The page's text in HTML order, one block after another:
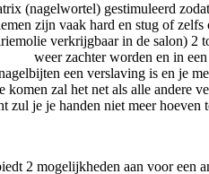
(nagelwortel) gestimuleerd
zijn vaak hard en stug of
verkrijgbaar in de salon) 2
weer zachter worden en in
een verslaving is en je
zal het net als alle andere
zul je je handen niet meer hoeven
2 mogelijkheden aan voor een